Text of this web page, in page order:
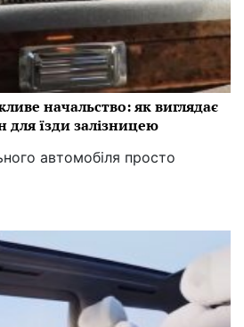
начальство: як виглядає
для їзди залізницею
автомобіля просто